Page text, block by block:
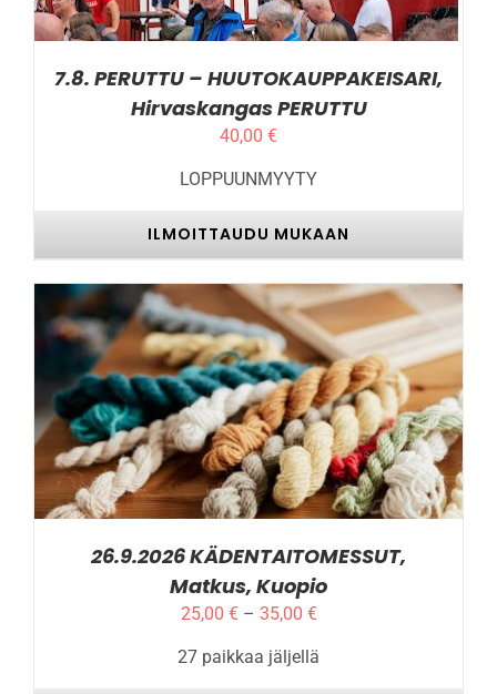
7.8. PERUTTU – HUUTOKAUPPAKEISARI,
Hirvaskangas PERUTTU
40,00 €
LOPPUUNMYYTY
ILMOITTAUDU MUKAAN
ILMOITTAUDU MUKAAN TÄLLÄ
TUOTTEELLA
ON
USEAMPI
MUUNNELMA.
VOIT
VALINNAT
SIVULLA.
/ LISÄTIEDOT
26.9.2026 KÄDENTAITOMESSUT,
Matkus, Kuopio
25,00 € – 35,00 €Hintaluokka:
-
27 paikkaa jäljellä